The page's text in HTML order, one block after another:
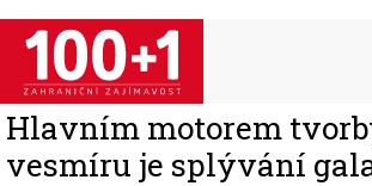
Přejít
hlavnímu
obsahu
Hlavním motorem
vesmíru je splývání